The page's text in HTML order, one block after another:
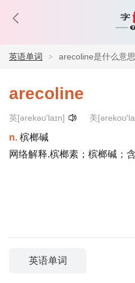
英语单词 arecoline是什么意思
arecoline
英[ərekəʊ'laɪn] 美
n. 槟榔碱
网络解释.槟榔素；槟榔碱；
英语单词